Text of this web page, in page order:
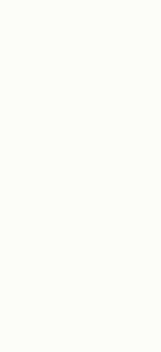
Vallon-
Hellingen